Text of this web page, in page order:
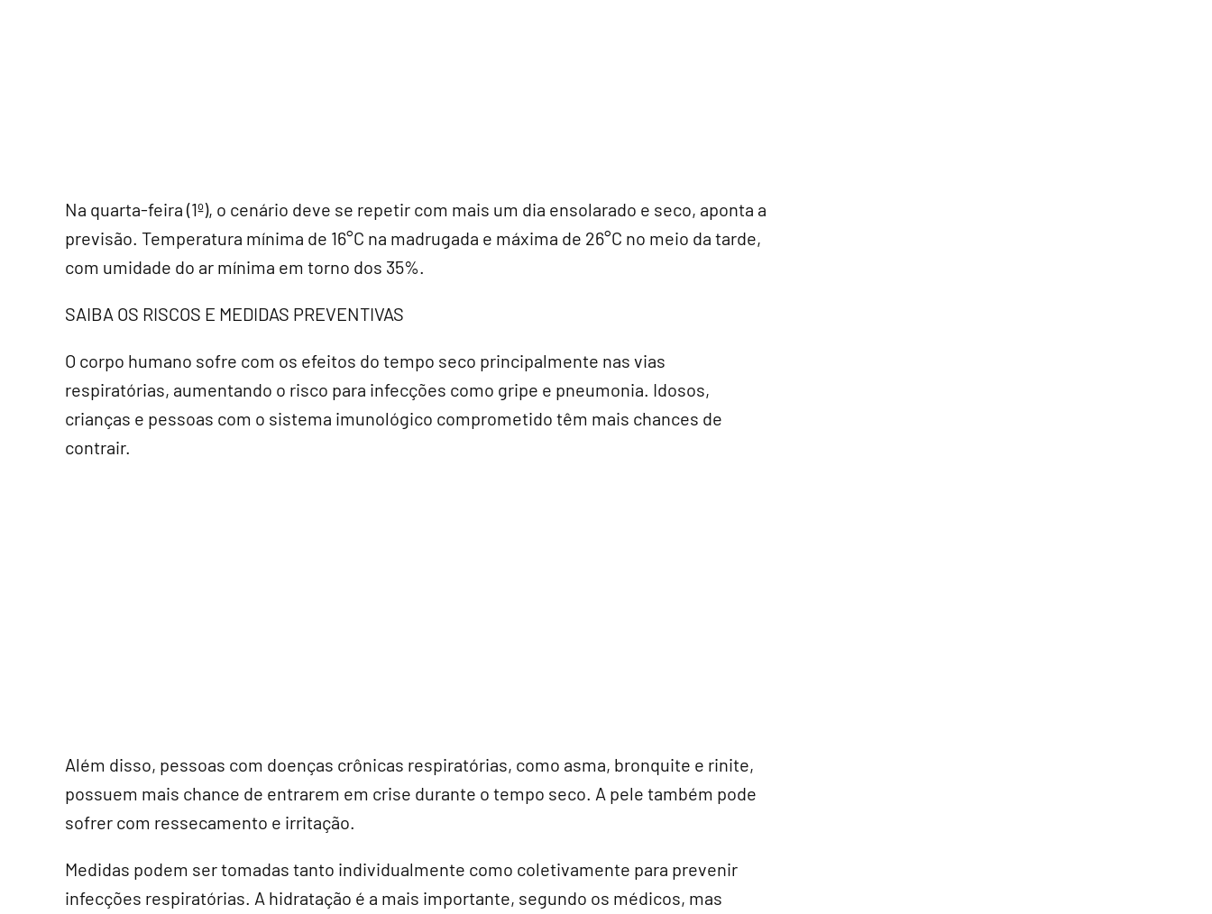
Na quarta-feira (1º), o cenário deve se repetir com mais um dia ensolarado e seco, aponta a
previsão. Temperatura mínima de 16°C na madrugada e máxima de 26°C no meio da tarde,
com umidade do ar mínima em torno dos 35%.
SAIBA OS RISCOS E MEDIDAS PREVENTIVAS
O corpo humano sofre com os efeitos do tempo seco principalmente nas vias
respiratórias, aumentando o risco para infecções como gripe e pneumonia. Idosos,
crianças e pessoas com o sistema imunológico comprometido têm mais chances de
contrair.
Além disso, pessoas com doenças crônicas respiratórias, como asma, bronquite e rinite,
possuem mais chance de entrarem em crise durante o tempo seco. A pele também pode
sofrer com ressecamento e irritação.
Medidas podem ser tomadas tanto individualmente como coletivamente para prevenir
infecções respiratórias. A hidratação é a mais importante, segundo os médicos, mas